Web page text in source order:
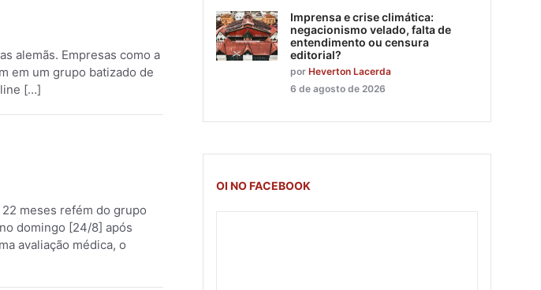
alemãs. Empresas como a
em um grupo batizado de
[…]
meses refém do grupo
domingo [24/8] após
avaliação médica, o
Imprensa e crise climática:
negacionismo velado, falta de
entendimento ou censura
editorial?
por Heverton Lacerda
6 de agosto de 2026
OI NO FACEBOOK